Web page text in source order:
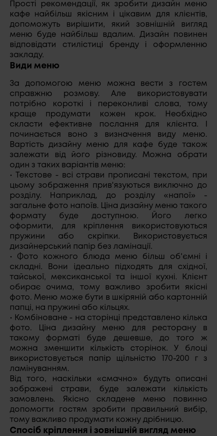
Прості рекомендації, як зробити дизайн меню
кафе найбільш якісним і цікавим для клієнтів,
допоможуть вирішити, який зовнішній вигляд
меню буде найбільш вдалим. Дизайн повинен
відповідати стилістиці бренду і оформленню
закладу.
Види меню
За допомогою меню можна вести з гостем
справжню розмову. Але використовувати
потрібно короткі і переконливі слова, тому
краще продумати кожен крок. Необхідно
скласти ефективне послання для клієнта. І
починається воно з визначення виду меню.
Вартість дизайну меню для кафе буде також
залежати від його різновиду. Можна обрати
один з таких варіантів меню:
• Текстове - всі страви прописані текстом, при
цьому зображення прив'язуються виключно до
розділу. Наприклад, до розділу «напої» -
загальне фото напоїв. Ціна дизайну меню такого
формату буде доступною. Його легко
оформити, для кріплення використовуються
пружини або скріпки. Використовується
дизайнерський папір без ламінації.
• Фото кожного блюда меню більш об'ємні і
складні. Вони ідеально підходять для східної,
тайської, мексиканської та іншої кухні. Клієнт
обирає очима, тому важливо зробити якісні
фото. Меню може бути в шкіряній або картонній
папці, на пружині або кільцях.
• Комбіноване - на сторінці представлено кілька
фото. Ціна дизайну меню для ресторану в
такому форматі буде дешевше, до того ж
можна зменшити кількість сторінок. У блоці
використовується папір щільністю 170-200 г з
ламінуванням.
Від того, наскільки «смачно» будуть описані
зображені страви, буде залежати кількість
замовлень. Якісно складене меню повинно
допомогти гостям зробити правильний вибір,
тому важливо продумати кожну дрібницю.
Спосіб кріплення і зовнішній вигляд меню